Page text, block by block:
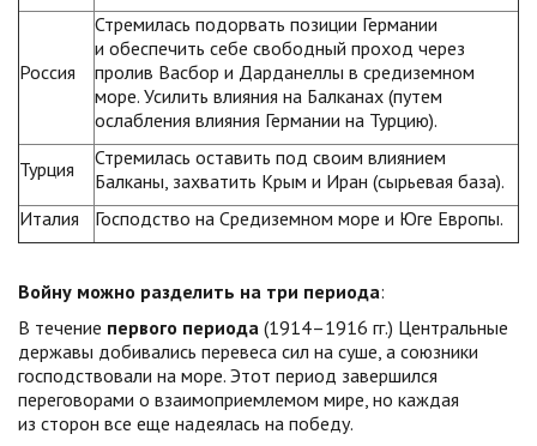
Россия
Стремилась подорвать позиции Германии
и обеспечить себе свободный проход через
пролив Васбор и Дарданеллы в средиземном
море. Усилить влияния на Балканах (путем
ослабления влияния Германии на Турцию).
Турция
Стремилась оставить под своим влиянием
Балканы, захватить Крым и Иран (сырьевая база).
Италия
Господство на Средиземном море и Юге Европы.
Войну можно разделить на три периода:
В течение первого периода (1914–1916 гг.) Центральные
державы добивались перевеса сил на суше, а союзники
господствовали на море. Этот период завершился
переговорами о взаимоприемлемом мире, но каждая
из сторон все еще надеялась на победу.